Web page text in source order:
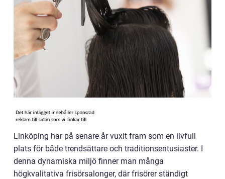
Linköping har på senare år vuxit fram som en livfull
plats för både trendsättare och traditionsentusiaster. I
denna dynamiska miljö finner man många
högkvalitativa frisörsalonger, där frisörer ständigt